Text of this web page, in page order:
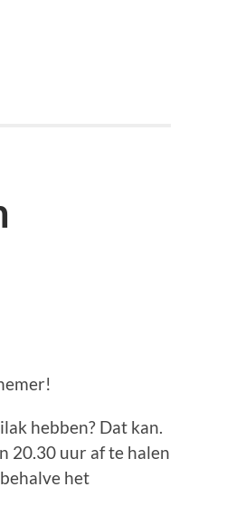
hebben? Dat kan.
20.30 uur af te halen
het